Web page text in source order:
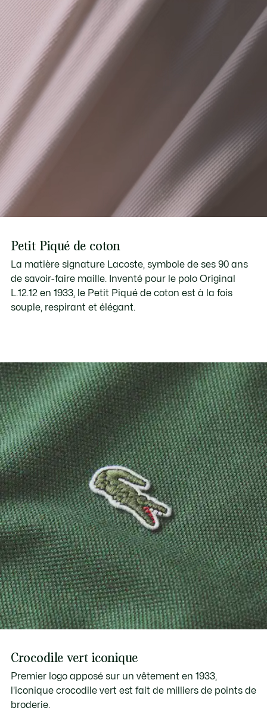
Petit Piqué de coton
La matière signature Lacoste, symbole de ses 90 ans
de savoir-faire maille. Inventé pour le polo Original
L.12.12 en 1933, le Petit Piqué de coton est à la fois
souple, respirant et élégant.
Crocodile vert iconique
Premier logo apposé sur un vêtement en 1933,
l'iconique crocodile vert est fait de milliers de points de
broderie.